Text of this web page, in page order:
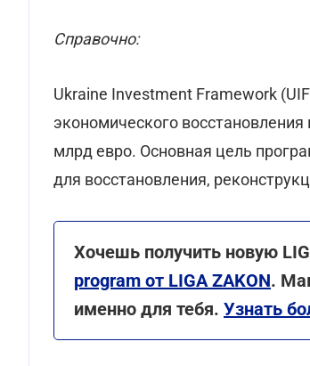
Справочно:
Ukraine Investment Framework
экономического
млрд евро. Основная цель
для восстановления,
Хочешь получить новую
program от LIGA ZAKON.
именно для тебя. Узнать